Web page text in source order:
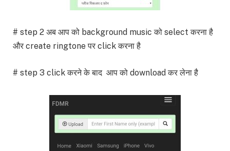
# step 2 अब आप को background music को select करना है
और create ringtone पर click करना है
# step 3 click करने के बाद आप को download कर लेना है